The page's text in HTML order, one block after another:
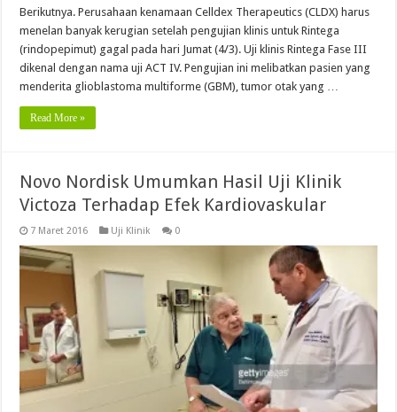
Berikutnya. Perusahaan kenamaan Celldex Therapeutics (CLDX) harus
menelan banyak kerugian setelah pengujian klinis untuk Rintega
(rindopepimut) gagal pada hari Jumat (4/3). Uji klinis Rintega Fase III
dikenal dengan nama uji ACT IV. Pengujian ini melibatkan pasien yang
menderita glioblastoma multiforme (GBM), tumor otak yang …
Read More »
Novo Nordisk Umumkan Hasil Uji Klinik
Victoza Terhadap Efek Kardiovaskular
7 Maret 2016 Uji Klinik 0